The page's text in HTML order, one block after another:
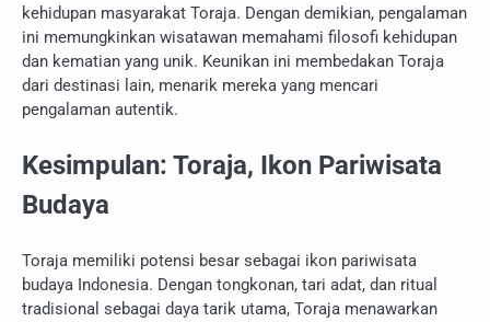
kehidupan masyarakat Toraja. Dengan demikian, pengalaman
ini memungkinkan wisatawan memahami filosofi kehidupan
dan kematian yang unik. Keunikan ini membedakan Toraja
dari destinasi lain, menarik mereka yang mencari
pengalaman autentik.
Kesimpulan: Toraja, Ikon Pariwisata
Budaya
Toraja memiliki potensi besar sebagai ikon pariwisata
budaya Indonesia. Dengan tongkonan, tari adat, dan ritual
tradisional sebagai daya tarik utama, Toraja menawarkan